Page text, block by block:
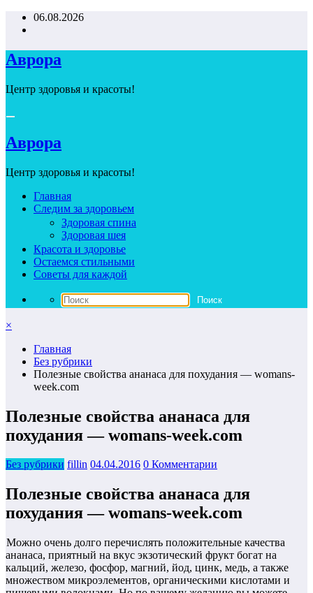
Перейти06.08.2026
Аврора
Центр здоровья и красоты!
Аврора
Центр здоровья и красоты!
Главная
Следим за здоровьем
Здоровая спина
Здоровая шея
Красота и здоровье
Остаемся стильными
Советы для каждой
×
Главная
Без рубрики
Полезные свойства ананаса для похудания — womans-
week.com
Полезные свойства ананаса для
похудания — womans-week.com
Без рубрики fillin 04.04.2016 0 Комментарии
Полезные свойства ананаса для
похудания — womans-week.com
Можно очень долго перечислять положительные качества
ананаса, приятный на вкус экзотический фрукт богат на
кальций, железо, фосфор, магний, йод, цинк, медь, а также
множеством микроэлементов, органическими кислотами и